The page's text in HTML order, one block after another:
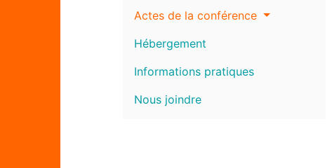
Actes de la conférence
Hébergement
Informations pratiques
Nous joindre